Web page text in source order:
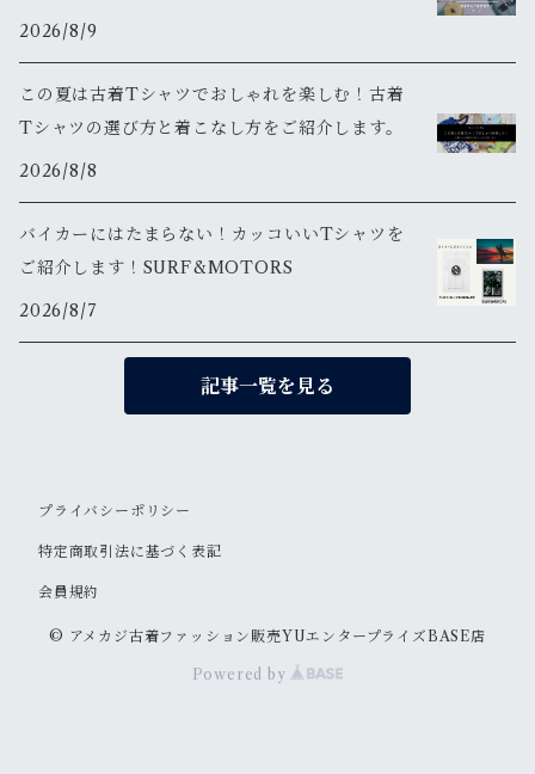
2026/8/9
この夏は古着Tシャツでおしゃれを楽しむ！古着
Tシャツの選び方と着こなし方をご紹介します。
2026/8/8
バイカーにはたまらない！カッコいいTシャツを
ご紹介します！SURF&MOTORS
2026/8/7
記事一覧を見る
プライバシーポリシー
特定商取引法に基づく表記
会員規約
© アメカジ古着ファッション販売YUエンタープライズBASE店
Powered by